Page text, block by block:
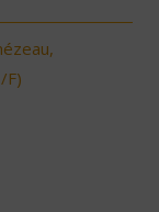
F)